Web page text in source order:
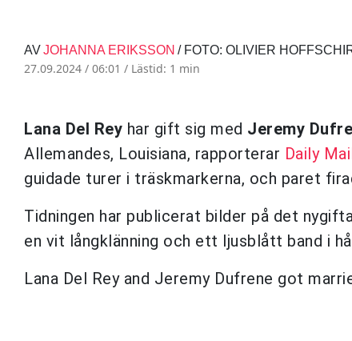
AVJOHANNA ERIKSSON / FOTO: OLIVIER
27.09.2024 / 06:01 / Lästid: 1 min
Lana Del Rey har gift sig med Jeremy
Allemandes, Louisiana, rapporterar Daily
guidade turer i träskmarkerna, och paret
Tidningen har publicerat bilder på det
en vit långklänning och ett ljusblått band i
Lana Del Rey and Jeremy Dufrene got